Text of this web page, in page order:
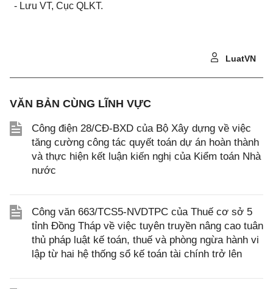
- Lưu VT, Cục QLKT.
LuatVN
VĂN BẢN CÙNG LĨNH VỰC
Công điện 28/CĐ-BXD của Bộ Xây dựng về việc
tăng cường công tác quyết toán dự án hoàn thành
và thực hiện kết luận kiến nghị của Kiểm toán Nhà
nước
Công văn 663/TCS5-NVDTPC của Thuế cơ sở 5
tỉnh Đồng Tháp về việc tuyên truyền nâng cao tuân
thủ pháp luật kế toán, thuế và phòng ngừa hành vi
lập từ hai hệ thống sổ kế toán tài chính trở lên